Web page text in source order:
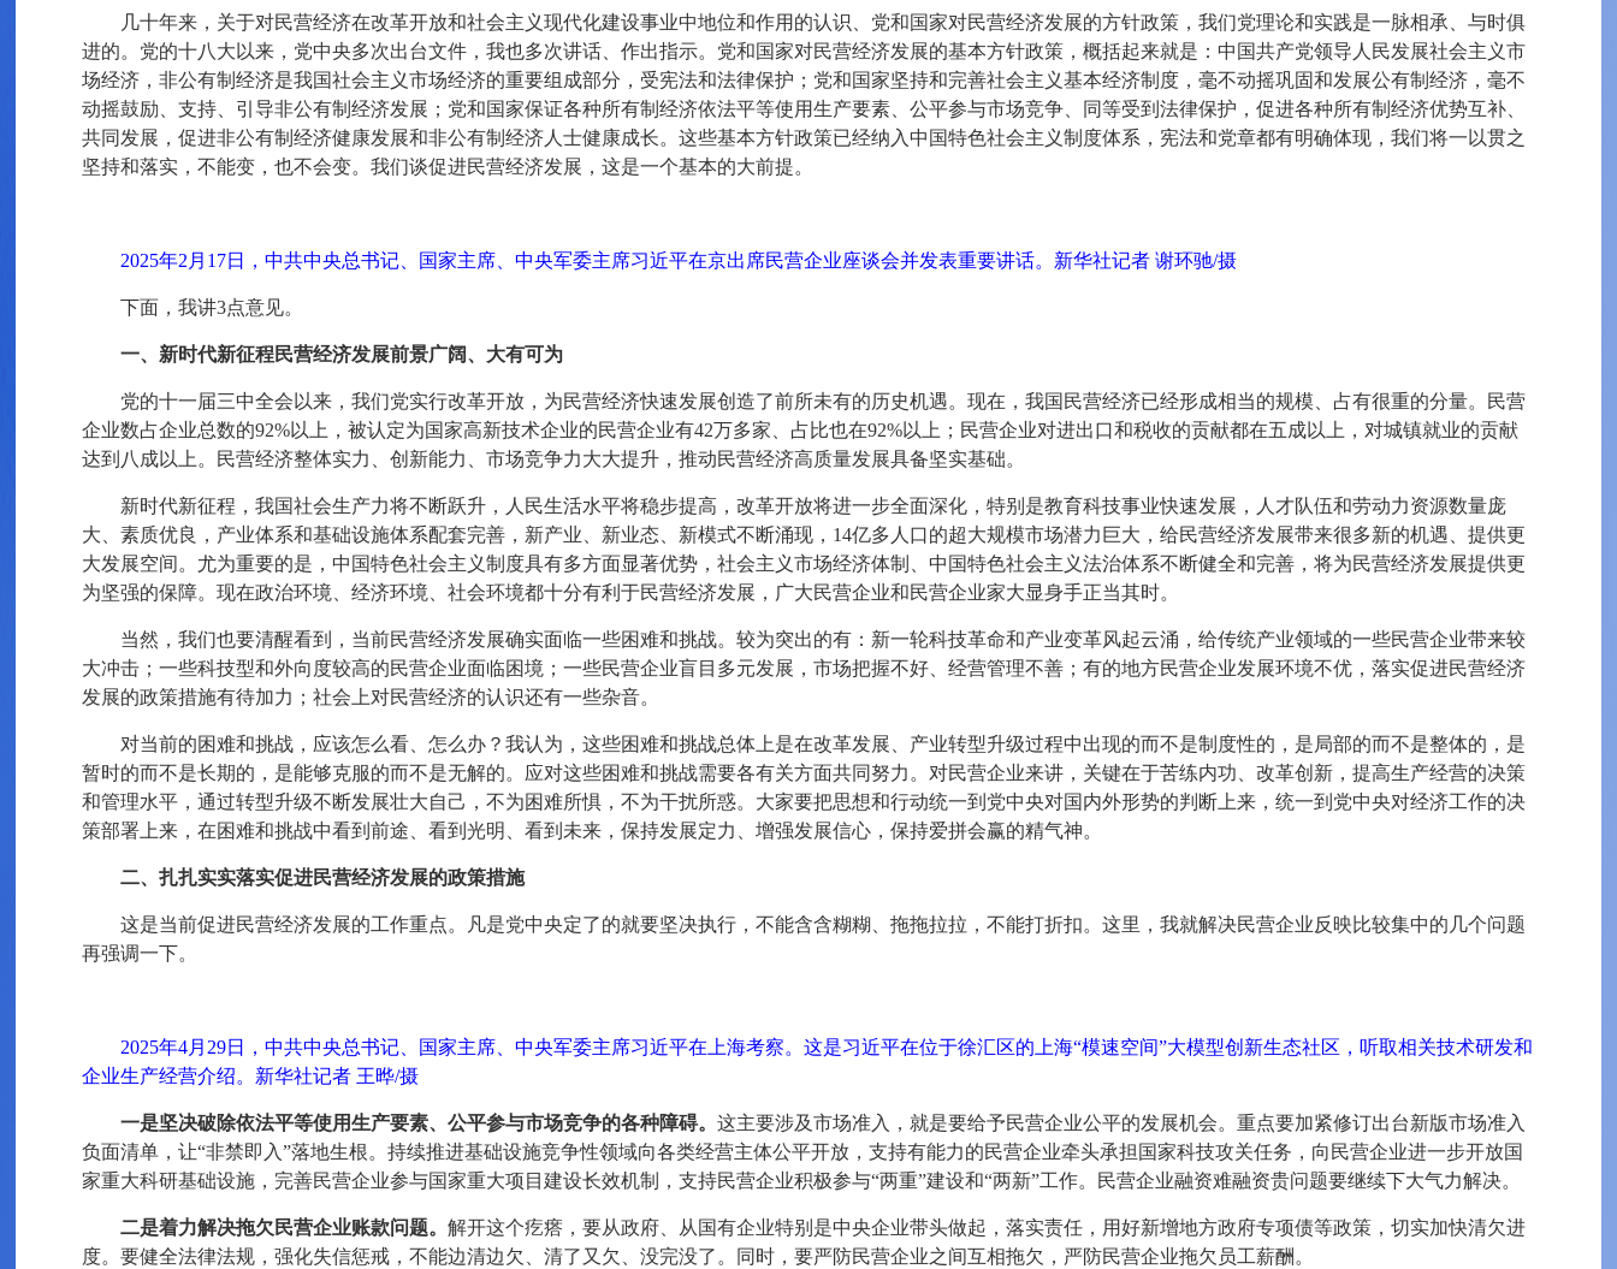
几十年来，关于对民营经济在改革开放和社会主义现代化建设事业中地位和作用的认识、党和国家对民营经济发展的方针政策，我们党理论和实践是一脉相承、与时俱
进的。党的十八大以来，党中央多次出台文件，我也多次讲话、作出指示。党和国家对民营经济发展的基本方针政策，概括起来就是：中国共产党领导人民发展社会主义市
场经济，非公有制经济是我国社会主义市场经济的重要组成部分，受宪法和法律保护；党和国家坚持和完善社会主义基本经济制度，毫不动摇巩固和发展公有制经济，毫不
动摇鼓励、支持、引导非公有制经济发展；党和国家保证各种所有制经济依法平等使用生产要素、公平参与市场竞争、同等受到法律保护，促进各种所有制经济优势互补、
共同发展，促进非公有制经济健康发展和非公有制经济人士健康成长。这些基本方针政策已经纳入中国特色社会主义制度体系，宪法和党章都有明确体现，我们将一以贯之
坚持和落实，不能变，也不会变。我们谈促进民营经济发展，这是一个基本的大前提。
2025年2月17日，中共中央总书记、国家主席、中央军委主席习近平在京出席民营企业座谈会并发表重要讲话。新华社记者 谢环驰/摄
下面，我讲3点意见。
一、新时代新征程民营经济发展前景广阔、大有可为
党的十一届三中全会以来，我们党实行改革开放，为民营经济快速发展创造了前所未有的历史机遇。现在，我国民营经济已经形成相当的规模、占有很重的分量。民营
企业数占企业总数的92%以上，被认定为国家高新技术企业的民营企业有42万多家、占比也在92%以上；民营企业对进出口和税收的贡献都在五成以上，对城镇就业的贡献
达到八成以上。民营经济整体实力、创新能力、市场竞争力大大提升，推动民营经济高质量发展具备坚实基础。
新时代新征程，我国社会生产力将不断跃升，人民生活水平将稳步提高，改革开放将进一步全面深化，特别是教育科技事业快速发展，人才队伍和劳动力资源数量庞
大、素质优良，产业体系和基础设施体系配套完善，新产业、新业态、新模式不断涌现，14亿多人口的超大规模市场潜力巨大，给民营经济发展带来很多新的机遇、提供更
大发展空间。尤为重要的是，中国特色社会主义制度具有多方面显著优势，社会主义市场经济体制、中国特色社会主义法治体系不断健全和完善，将为民营经济发展提供更
为坚强的保障。现在政治环境、经济环境、社会环境都十分有利于民营经济发展，广大民营企业和民营企业家大显身手正当其时。
当然，我们也要清醒看到，当前民营经济发展确实面临一些困难和挑战。较为突出的有：新一轮科技革命和产业变革风起云涌，给传统产业领域的一些民营企业带来较
大冲击；一些科技型和外向度较高的民营企业面临困境；一些民营企业盲目多元发展，市场把握不好、经营管理不善；有的地方民营企业发展环境不优，落实促进民营经济
发展的政策措施有待加力；社会上对民营经济的认识还有一些杂音。
对当前的困难和挑战，应该怎么看、怎么办？我认为，这些困难和挑战总体上是在改革发展、产业转型升级过程中出现的而不是制度性的，是局部的而不是整体的，是
暂时的而不是长期的，是能够克服的而不是无解的。应对这些困难和挑战需要各有关方面共同努力。对民营企业来讲，关键在于苦练内功、改革创新，提高生产经营的决策
和管理水平，通过转型升级不断发展壮大自己，不为困难所惧，不为干扰所惑。大家要把思想和行动统一到党中央对国内外形势的判断上来，统一到党中央对经济工作的决
策部署上来，在困难和挑战中看到前途、看到光明、看到未来，保持发展定力、增强发展信心，保持爱拼会赢的精气神。
二、扎扎实实落实促进民营经济发展的政策措施
这是当前促进民营经济发展的工作重点。凡是党中央定了的就要坚决执行，不能含含糊糊、拖拖拉拉，不能打折扣。这里，我就解决民营企业反映比较集中的几个问题
再强调一下。
2025年4月29日，中共中央总书记、国家主席、中央军委主席习近平在上海考察。这是习近平在位于徐汇区的上海“模速空间”大模型创新生态社区，听取相关技术研发和
企业生产经营介绍。新华社记者 王晔/摄
一是坚决破除依法平等使用生产要素、公平参与市场竞争的各种障碍。 这主要涉及市场准入，就是要给予民营企业公平的发展机会。重点要加紧修订出台新版市场准入
负面清单，让“非禁即入”落地生根。持续推进基础设施竞争性领域向各类经营主体公平开放，支持有能力的民营企业牵头承担国家科技攻关任务，向民营企业进一步开放国
家重大科研基础设施，完善民营企业参与国家重大项目建设长效机制，支持民营企业积极参与“两重”建设和“两新”工作。民营企业融资难融资贵问题要继续下大气力解决。
二是着力解决拖欠民营企业账款问题。 解开这个疙瘩，要从政府、从国有企业特别是中央企业带头做起，落实责任，用好新增地方政府专项债等政策，切实加快清欠进
度。要健全法律法规，强化失信惩戒，不能边清边欠、清了又欠、没完没了。同时，要严防民营企业之间互相拖欠，严防民营企业拖欠员工薪酬。